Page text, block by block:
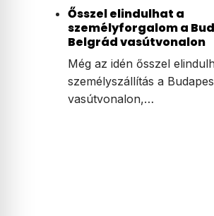
Ősszel elindulhat a
személyforgalom a
Belgrád vasútvonalon
Még az idén ősszel
személyszállítás a
vasútvonalon,…